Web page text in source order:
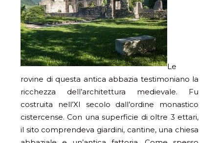
Le
rovine di questa antica abbazia testimoniano la
ricchezza dell’architettura medievale. Fu
costruita nell’XI secolo dall’ordine monastico
cistercense. Con una superficie di oltre 3 ettari,
il sito comprendeva giardini, cantine, una chiesa